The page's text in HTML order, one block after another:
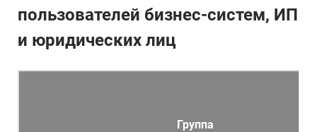
пользователей бизнес-систем, ИП
и юридических лиц
Группа